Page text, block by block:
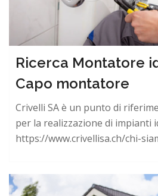
Ricerca Montatore
Capo montatore
Crivelli SA è un punto di
per la realizzazione di impianti
https://www.crivellisa.ch/chi-